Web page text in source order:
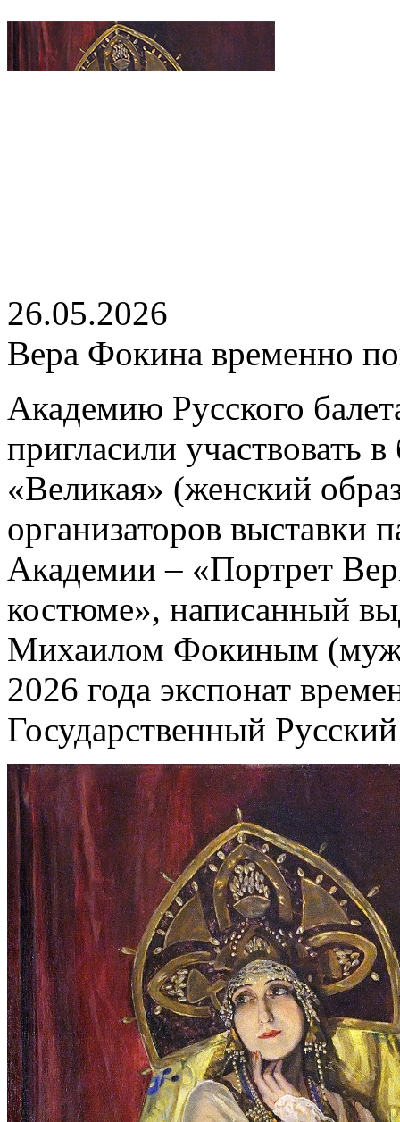
26.05.2026
Вера Фокина временно
Академию Русского
пригласили участвовать
«Великая» (женский
организаторов выставки
Академии – «Портрет
костюме», написанный
Михаилом Фокиным
2026 года экспонат
Государственный